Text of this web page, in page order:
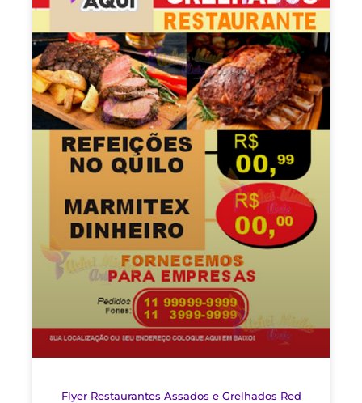
Flyer Restaurantes Assados e Grelhados Red